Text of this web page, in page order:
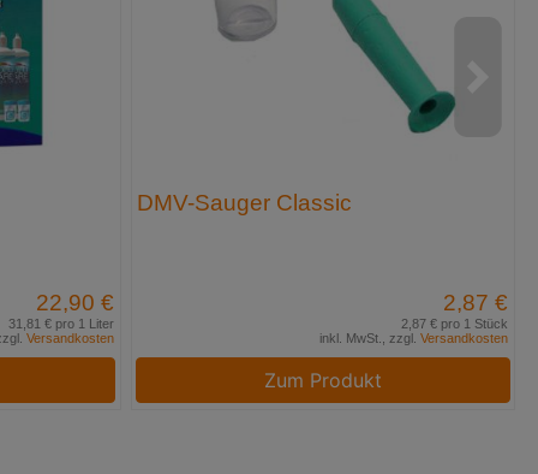
22,90 €
31,81 € pro 1 Liter
Versandkosten
DMV-Sauger Classic
2,87 €
2,87 € pro 1 Stück
inkl. MwSt., zzgl. Versandkosten
Zum Produkt